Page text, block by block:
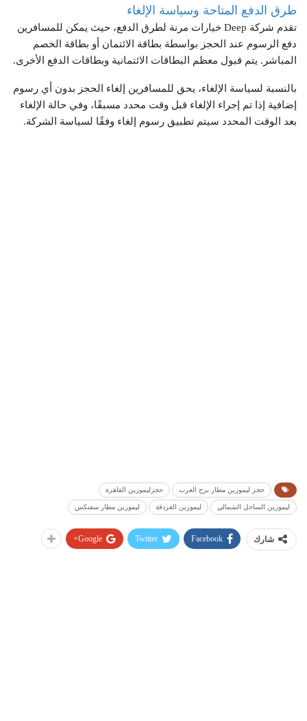
طرق الدفع المتاحة وسياسة الإلغاء
تقدم شركة Deep خيارات مرنة لطرق الدفع، حيث يمكن للمسافرين
دفع الرسوم عند الحجز بواسطة بطاقة الائتمان أو بطاقة الخصم
المباشر. يتم قبول معظم البطاقات الائتمانية وبطاقات الدفع الأخرى.
بالنسبة لسياسة الإلغاء، يحق للمسافرين إلغاء الحجز بدون أي رسوم
إضافية إذا تم إجراء الإلغاء قبل وقت محدد مسبقًا، وفي حالة الإلغاء
بعد الوقت المحدد سيتم تطبيق رسوم إلغاء وفقًا لسياسة الشركة.
حجز ليموزين مطار برج العرب حجزليموزين القاهرة
ليموزين الساحل الشمالي ليموزين الغردقة ليموزين مطار سفنكس
شارك Facebook
Twitter
Google+